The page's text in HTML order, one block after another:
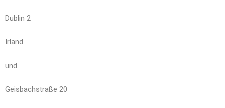
Dublin 2
Irland
und
Geisbachstraße 20